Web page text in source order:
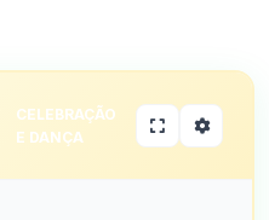
CELEBRAÇÃO
E DANÇA